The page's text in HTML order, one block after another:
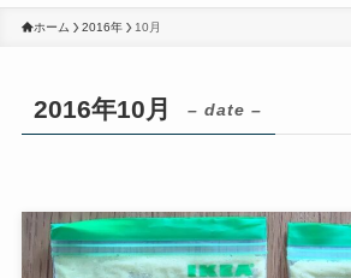
ホーム 2016年 10月
2016年10月 – date –